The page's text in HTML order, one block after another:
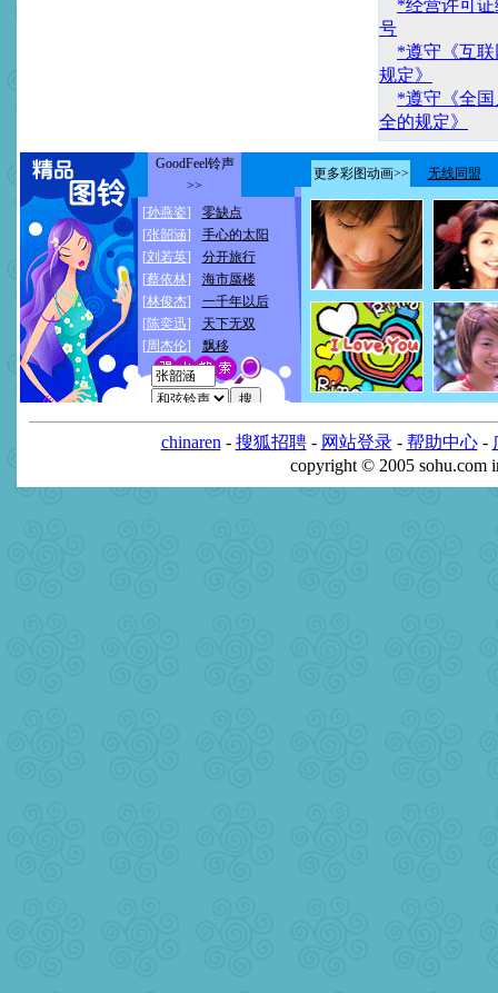
*经营许可证
号
*遵守《互
规定》
*遵守《全
全的规定》
chinaren - 搜狐招聘- 网站登录- 帮助中心-
copyright © 2005 sohu.com